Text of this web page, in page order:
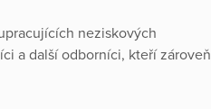
neziskových
a další odborníci, kteří zároveň